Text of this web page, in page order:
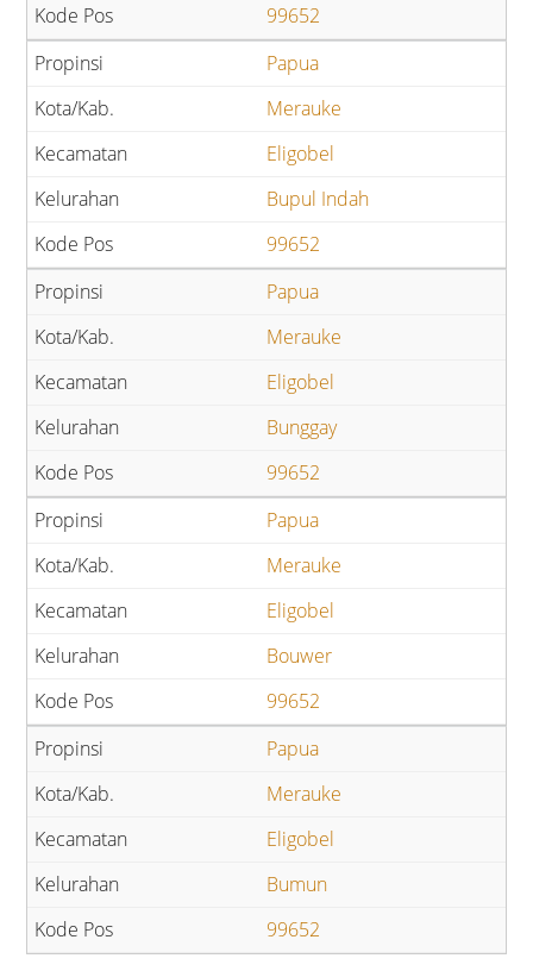
99652
Papua
Merauke
Eligobel
Bupul Indah
99652
Papua
Merauke
Eligobel
Bunggay
99652
Papua
Merauke
Eligobel
Bouwer
99652
Papua
Merauke
Eligobel
Bumun
99652